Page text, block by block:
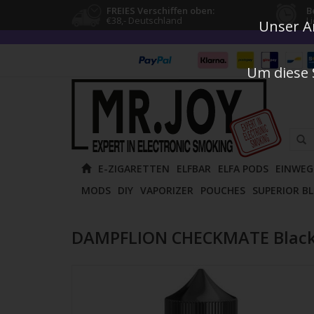
FREIES Verschiffen oben:
€38,- Deutschland
die
Pfeile
oben
und
E-ZIGARETTEN ELFBAR ELFA PODS
MODS DIY VAPORIZER POUCHES SUPERIOR
DAMPFLION CHECKMATE
Unser
Um diese